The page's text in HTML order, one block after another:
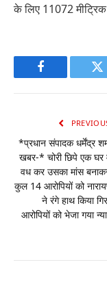
के लिए 11072
Facebook
*प्रधान संपादक धर्मेंद्र
खबर-* चोरी छिपे एक घर
वध कर उसका मांस
कुल 14 आरोपियों को
ने रंगे हाथ किया
आरोपियों को भेजा गया